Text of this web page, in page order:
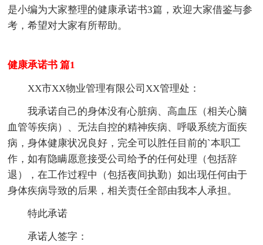
是小编为大家整理的健康承诺书3篇，欢迎大家借鉴与参
考，希望对大家有所帮助。
健康承诺书 篇1
XX市XX物业管理有限公司XX管理处：
我承诺自己的身体没有心脏病、高血压（相关心脑
血管等疾病）、无法自控的精神疾病、呼吸系统方面疾
病，身体健康状况良好，完全可以胜任目前的`本职工
作，如有隐瞒愿意接受公司给予的任何处理（包括辞
退），在工作过程中（包括夜间执勤）如出现任何由于
身体疾病导致的后果，相关责任全部由我本人承担。
特此承诺
承诺人签字：